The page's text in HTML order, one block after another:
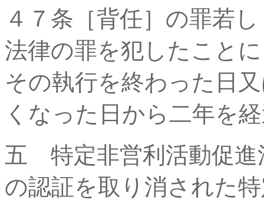
４７条［背任］の罪若
法律の罪を犯したこと
その執行を終わった日
くなった日から二年を
五 特定非営利活動促進
の認証を取り消された